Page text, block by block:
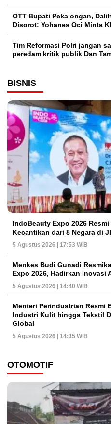
OTT Bupati Pekalongan,
Disorot: Yohanes Oci Minta
Tim Reformasi Polri jangan
peredam kritik publik Dan
BISNIS
IndoBeauty Expo 2026
Kecantikan dari 8 Negara di
5 Agustus 2026 | 17:53 WIB
Menkes Budi Gunadi
Expo 2026, Hadirkan Inovasi
5 Agustus 2026 | 14:40 WIB
Menteri Perindustrian Resmi
Industri Kulit hingga Tekstil
Global
5 Agustus 2026 | 14:35 WIB
OTOMOTIF